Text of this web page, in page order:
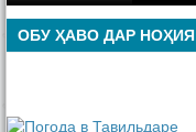
ОБУ ҲАВО ДАР НОҲИЯ